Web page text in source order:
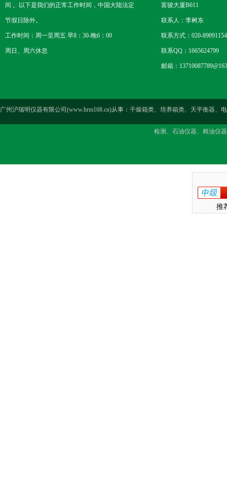
间 。以下是我们的正常工作时间，中国大陆法定
节假日除外。
工作时间：周一至周五 早8：30-晚6：00
周日、周六休息
富骏大厦B611
联系人：李树东
联系方式：020-89091154
联系QQ：1665624799
邮箱：
广州沪瑞明仪器有限公司(www.hrm168.cn)从事：干燥箱类、培养箱类、天平衡器
检测、石油仪器、粮油仪
推